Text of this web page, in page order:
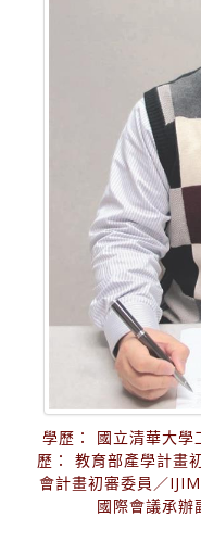
學歷： 國立清華大學
歷： 教育部產學計畫
會計畫初審委員／
國際會議承辦